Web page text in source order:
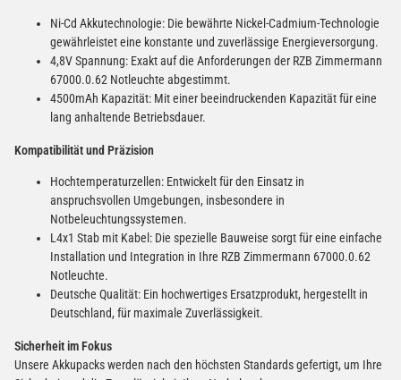
Ni-Cd Akkutechnologie: Die bewährte Nickel-Cadmium-Technologie
gewährleistet eine konstante und zuverlässige Energieversorgung.
4,8V Spannung: Exakt auf die Anforderungen der RZB Zimmermann
67000.0.62 Notleuchte abgestimmt.
4500mAh Kapazität: Mit einer beeindruckenden Kapazität für eine
lang anhaltende Betriebsdauer.
Kompatibilität und Präzision
Hochtemperaturzellen: Entwickelt für den Einsatz in
anspruchsvollen Umgebungen, insbesondere in
Notbeleuchtungssystemen.
L4x1 Stab mit Kabel: Die spezielle Bauweise sorgt für eine einfache
Installation und Integration in Ihre RZB Zimmermann 67000.0.62
Notleuchte.
Deutsche Qualität: Ein hochwertiges Ersatzprodukt, hergestellt in
Deutschland, für maximale Zuverlässigkeit.
Sicherheit im Fokus
Unsere Akkupacks werden nach den höchsten Standards gefertigt, um Ihre